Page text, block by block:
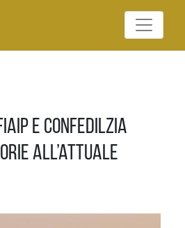
Federazione Italiana
e Confedilzia
all’attuale